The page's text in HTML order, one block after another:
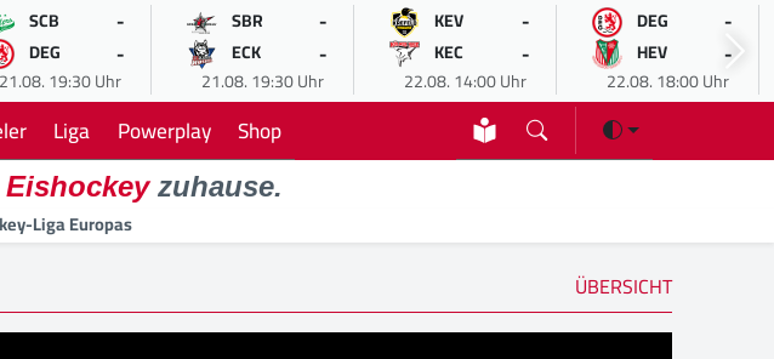
SCB -
DEG -
21.08. 19:30 Uhr
SBR -
ECK -
21.08. 19:30 Uhr
KEV -
KEC -
22.08. 14:00 Uhr
DEG -
HEV -
22.08. 18:00 Uhr
Liga Powerplay Shop
Eishockeyzuhause.
Liga Europas
ÜBERSICHT